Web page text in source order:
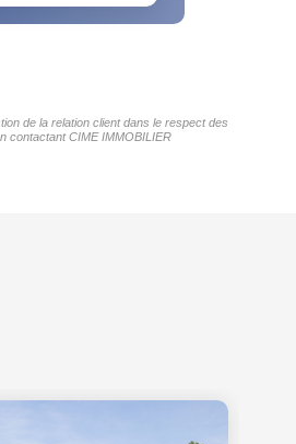
de la relation client dans le respect des
contactant CIME IMMOBILIER